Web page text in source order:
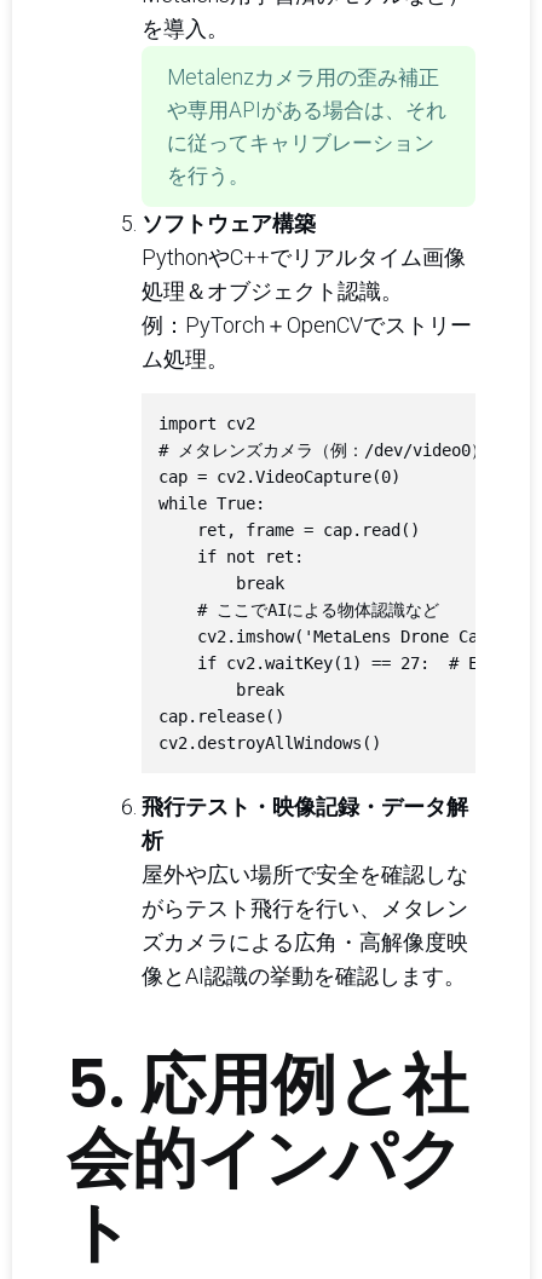
を導入。
Metalenzカメラ用の歪み補正
や専用APIがある場合は、それ
に従ってキャリブレーション
を行う。
ソフトウェア構築
PythonやC++でリアルタイム画像
処理＆オブジェクト認識。
例：PyTorch＋OpenCVでストリー
ム処理。
import cv2
# メタレンズカメラ（例：/dev/video0）から映
cap = cv2.VideoCapture(0)
while True:
    ret, frame = cap.read()
    if not ret:
        break
    # ここでAIによる物体認識など
cv2.imshow('MetaLens Drone Cam',
if cv2.waitKey(1) == 27:  # ESCで終
        break
cap.release()
飛行テスト・映像記録・データ解
析
屋外や広い場所で安全を確認しな
がらテスト飛行を行い、メタレン
ズカメラによる広角・高解像度映
像とAI認識の挙動を確認します。
5. 応用例と社
会的インパク
ト